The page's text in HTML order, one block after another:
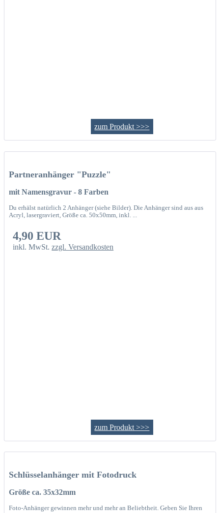
zum Produkt >>>
Partneranhänger "Puzzle"
mit Namensgravur - 8 Farben
Du erhälst natürlich 2 Anhänger (siehe Bilder). Die Anhänger sind aus aus
Acryl, lasergraviert, Größe ca. 50x50mm, inkl. ...
4,90 EUR
inkl. MwSt.zzgl. Versandkosten
zum Produkt >>>
Schlüsselanhänger mit Fotodruck
Größe ca. 35x32mm
Foto-Anhänger gewinnen mehr und mehr an Beliebtheit. Geben Sie Ihren